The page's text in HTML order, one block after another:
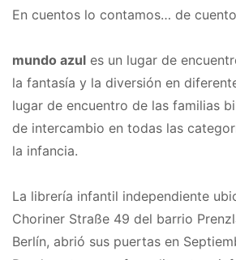
En cuentos lo contamos… de
mundo azul es un lugar de
la fantasía y la diversión en
lugar de encuentro de las familias
de intercambio en todas las
la infancia.
La librería infantil independiente
Choriner Straße 49 del barrio
Berlín, abrió sus puertas en